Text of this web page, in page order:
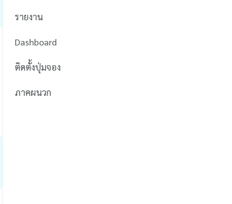
รายงาน
Dashboard
ติดตั้งปุ่มจอง
ภาคผนวก